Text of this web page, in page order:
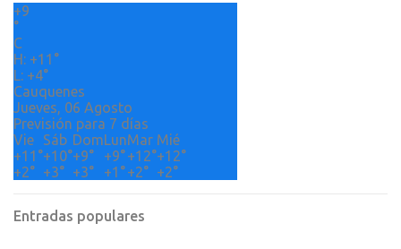
s
+9
°
C
H: +11°
L: +4°
Cauquenes
Jueves, 06 Agosto
Previsión para 7 días
Vie
Sáb DomLunMar Mié
+11°+10°+9° +9°+12°+12°
+2° +3° +3° +1°+2° +2°
Entradas populares